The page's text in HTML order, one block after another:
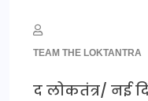
TEAM THE LOKTANTRA
द लोकतंत्र/ नई